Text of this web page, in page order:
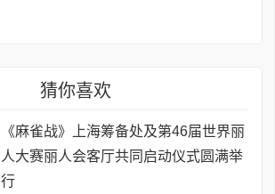
猜你喜欢
《麻雀战》上海筹备处及第46届世界丽
人大赛丽人会客厅共同启动仪式圆满举
行